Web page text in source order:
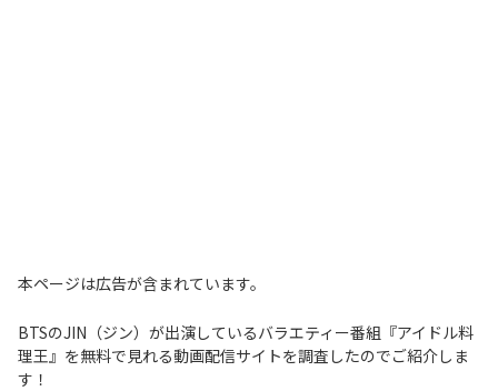
本ページは広告が含まれています。
BTSのJIN（ジン）が出演しているバラエティー番組『アイドル料
理王』を無料で見れる動画配信サイトを調査したのでご紹介しま
す！